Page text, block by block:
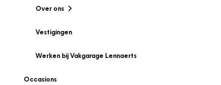
Over ons
Vestigingen
Werken bij Vakgarage Lennaerts
Occasions